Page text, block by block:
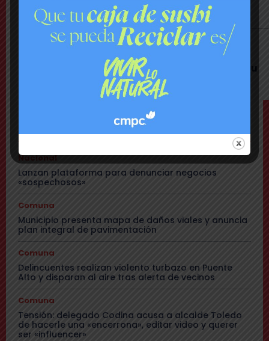
Toledo de hacerle una «encerrona», editar
video y querer ser «influencer»
Comuna
Gritos y «dedo a lo Lagos»: Matías Toledo
encaró a delegado presidencial y lo subió a su
Nacional
Lanzan plataforma para denunciar negocios
«sospechosos»
Comuna
Municipio presenta mapa de daños viales y anuncia
plan integral de pavimentación
Comuna
Delincuentes realizan violento turbazo en Puente
Alto y disparan al aire tras alerta de vecinos
Comuna
Tensión: delegado Codina acusa a alcalde Toledo
de hacerle una «encerrona», editar video y querer
ser «influencer»